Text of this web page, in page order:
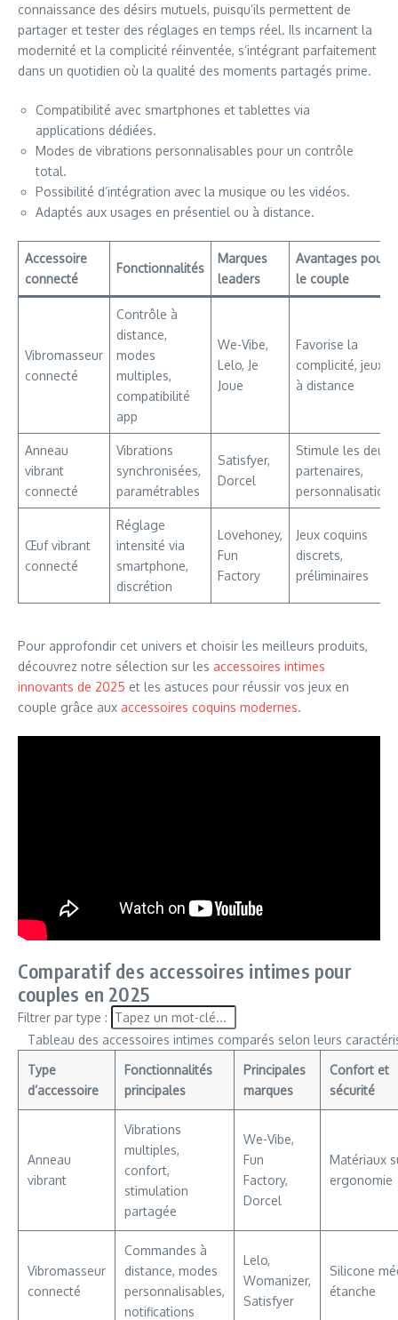
connaissance des désirs mutuels, puisqu’ils permettent de
partager et tester des réglages en temps réel. Ils incarnent la
modernité et la complicité réinventée, s’intégrant parfaitement
dans un quotidien où la qualité des moments partagés prime.
Compatibilité avec smartphones et tablettes via
applications dédiées.
Modes de vibrations personnalisables pour un contrôle
total.
Possibilité d’intégration avec la musique ou les vidéos.
Adaptés aux usages en présentiel ou à distance.
Accessoire
connecté
Fonctionnalités
Marques
leaders
Avantages pour
le couple
Vibromasseur
connecté
Contrôle à
distance,
modes
multiples,
compatibilité
app
We-Vibe,
Lelo, Je
Joue
Favorise la
complicité, jeux
à distance
Anneau
vibrant
connecté
Vibrations
synchronisées,
paramétrables
Satisfyer,
Dorcel
Stimule les deux
partenaires,
personnalisation
Œuf vibrant
connecté
Réglage
intensité via
smartphone,
discrétion
Lovehoney,
Fun
Factory
Jeux coquins
discrets,
préliminaires
Pour approfondir cet univers et choisir les meilleurs produits,
découvrez notre sélection sur les accessoires intimes
innovants de 2025 et les astuces pour réussir vos jeux en
couple grâce aux accessoires coquins modernes.
Comparatif des accessoires intimes pour
couples en 2025
Filtrer par type :
Tableau des accessoires intimes comparés selon leurs
Type
d’accessoire
Fonctionnalités
principales
Principales
marques
Confort et
sécurité
Anneau
vibrant
Vibrations
multiples,
confort,
stimulation
partagée
We-Vibe,
Fun
Factory,
Dorcel
Matériaux
ergonomie
Vibromasseur
connecté
Commandes à
distance, modes
personnalisables,
notifications
Lelo,
Womanizer,
Satisfyer
Silicone
étanche